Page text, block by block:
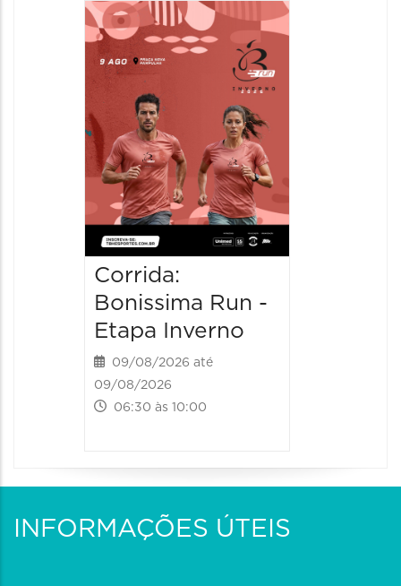
Corrida:
Bonissima Run -
Etapa Inverno
09/08/2026 até
09/08/2026
06:30 às 10:00
INFORMAÇÕES ÚTEIS